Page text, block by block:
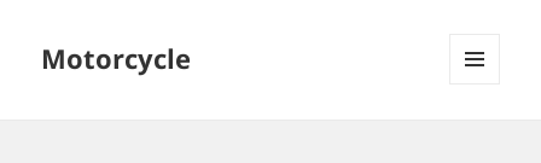
Motorcycle